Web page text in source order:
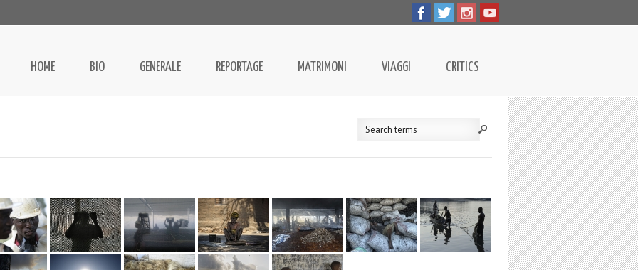
HOME BIO GENERALE REPORTAGE MATRIMONI VIAGGI CRITICS